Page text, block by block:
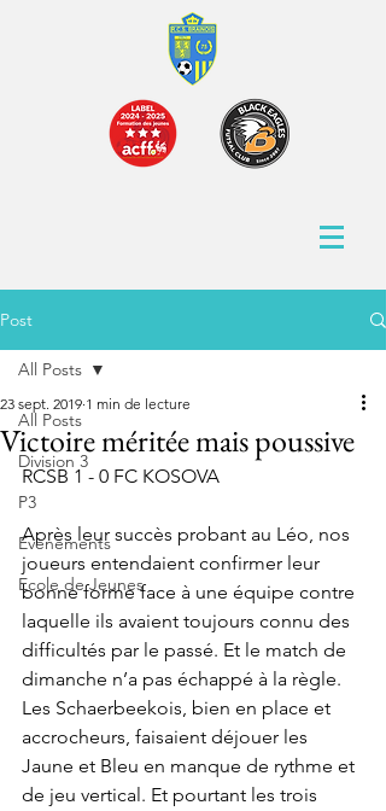
Post
All Posts
Division 3
P3
Evènements
Ecole de Jeunes
All Posts
Victoire méritée mais poussive
23 sept. 2019 1 min de lecture
RCSB 1 - 0 FC KOSOVA
Après leur succès probant au Léo, nos
joueurs entendaient confirmer leur
bonne forme face à une équipe contre
laquelle ils avaient toujours connu des
difficultés par le passé. Et le match de
dimanche n’a pas échappé à la règle.
Les Schaerbeekois, bien en place et
accrocheurs, faisaient déjouer les
Jaune et Bleu en manque de rythme et
de jeu vertical. Et pourtant les trois